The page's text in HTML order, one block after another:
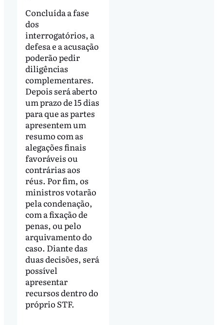
Concluída a fase
dos
interrogatórios, a
defesa e a acusação
poderão pedir
diligências
complementares.
Depois será aberto
um prazo de 15 dias
para que as partes
apresentem um
resumo com as
alegações finais
favoráveis ou
contrárias aos
réus. Por fim, os
ministros votarão
pela condenação,
com a fixação de
penas, ou pelo
arquivamento do
caso. Diante das
duas decisões, será
possível
apresentar
recursos dentro do
próprio STF.